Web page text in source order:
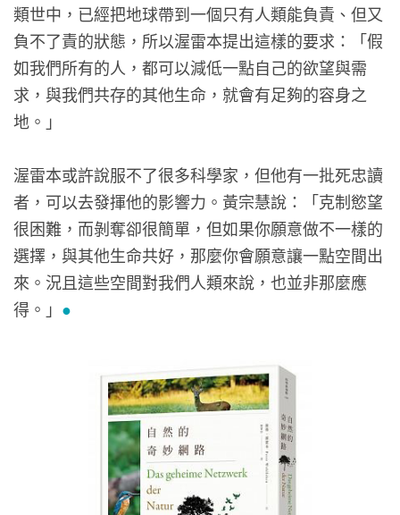
類世中，已經把地球帶到一個只有人類能負責、但又
負不了責的狀態，所以渥雷本提出這樣的要求：「假
如我們所有的人，都可以減低一點自己的欲望與需
求，與我們共存的其他生命，就會有足夠的容身之
地。」
渥雷本或許說服不了很多科學家，但他有一批死忠讀
者，可以去發揮他的影響力。黃宗慧說：「克制慾望
很困難，而剝奪卻很簡單，但如果你願意做不一樣的
選擇，與其他生命共好，那麼你會願意讓一點空間出
來。況且這些空間對我們人類來說，也並非那麼應
得。」 ●